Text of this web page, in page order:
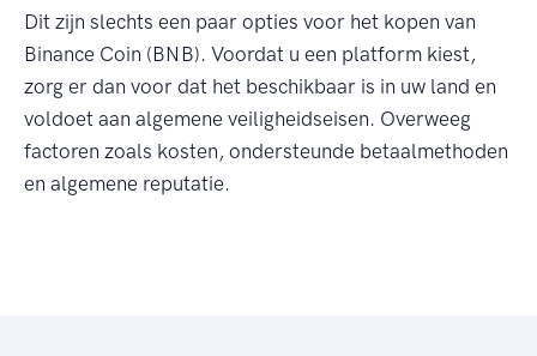
Dit zijn slechts een paar opties voor het kopen van
Binance Coin (BNB). Voordat u een platform kiest,
zorg er dan voor dat het beschikbaar is in uw land en
voldoet aan algemene veiligheidseisen. Overweeg
factoren zoals kosten, ondersteunde betaalmethoden
en algemene reputatie.